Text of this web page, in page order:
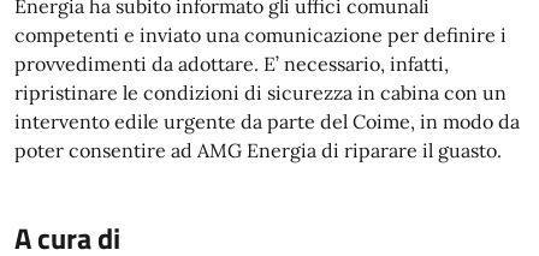
Energia ha subito informato gli uffici comunali
competenti e inviato una comunicazione per definire i
provvedimenti da adottare. E’ necessario, infatti,
ripristinare le condizioni di sicurezza in cabina con un
intervento edile urgente da parte del Coime, in modo da
poter consentire ad AMG Energia di riparare il guasto.
A cura di